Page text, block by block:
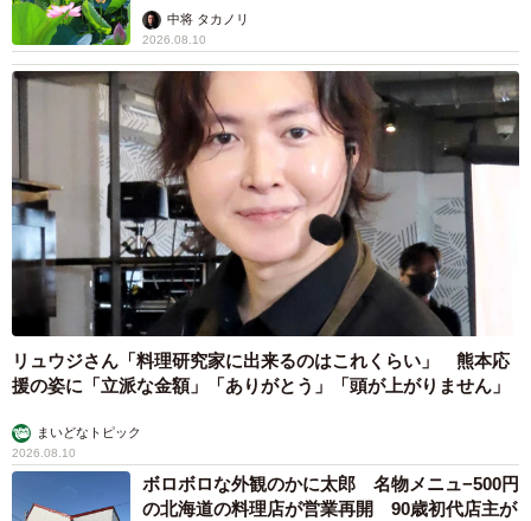
中将 タカノリ
2026.08.10
リュウジさん「料理研究家に出来るのはこれくらい」 熊本応
援の姿に「立派な金額」「ありがとう」「頭が上がりません」
まいどなトピック
2026.08.10
ボロボロな外観のかに太郎 名物メニュ−500円
の北海道の料理店が営業再開 90歳初代店主が